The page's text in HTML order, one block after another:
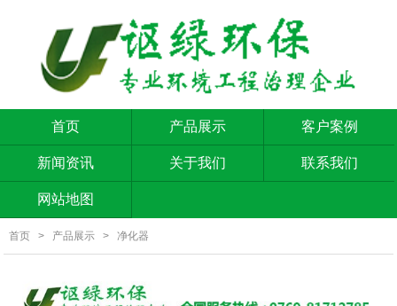
首页 产品展示 客户案例
新闻资讯 关于我们 联系我们
网站地图
首页 > 产品展示 > 净化器